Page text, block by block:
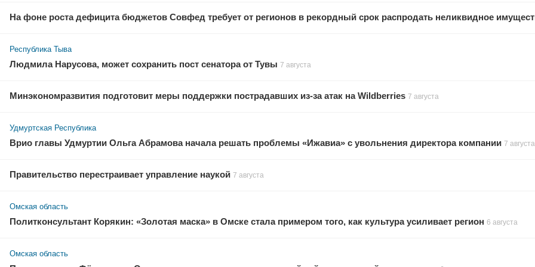
На фоне роста дефицита бюджетов Совфед требует от регионов в рекордный срок распродать неликвидное
Республика Тыва
Людмила Нарусова, может сохранить пост сенатора от Тувы 7 августа
Минэкономразвития подготовит меры поддержки пострадавших из-за атак на Wildberries 7 августа
Удмуртская Республика
Врио главы Удмуртии Ольга Абрамова начала решать проблемы «Ижавиа» с увольнения директора компании 7 августа
Правительство перестраивает управление наукой 7 августа
Омская область
Политконсультант Корякин: «Золотая маска» в Омске стала примером того, как культура усиливает регион 6 августа
Омская область